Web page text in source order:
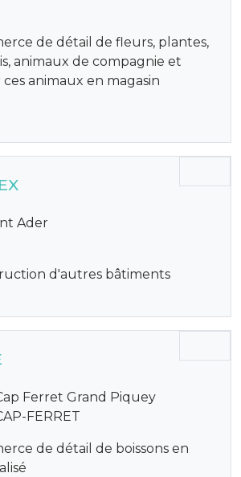
de détail de fleurs, plantes,
animaux de compagnie et
animaux en magasin
Ader
d'autres bâtiments
Ferret Grand Piquey
FERRET
de détail de boissons en